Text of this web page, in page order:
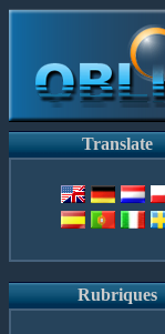
Translate
Rubriques